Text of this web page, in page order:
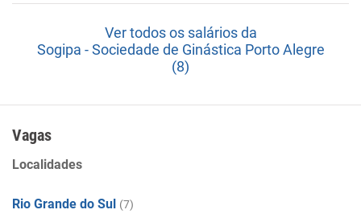
Ver todos os salários da
Sogipa - Sociedade de Ginástica Porto Alegre
(8)
Vagas
Localidades
Rio Grande do Sul (7)